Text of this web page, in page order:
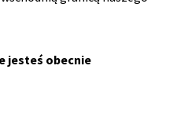
jesteś obecnie